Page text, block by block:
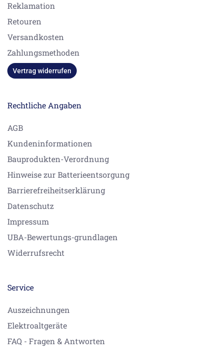
Reklamation
Retouren
Versandkosten
Zahlungsmethoden
Vertrag widerrufen
Rechtliche Angaben
AGB
Kundeninformationen
Bauprodukten-Verordnung
Hinweise zur Batterieentsorgung
Barrierefreiheitserklärung
Datenschutz
Impressum
UBA-Bewertungs-grundlagen
Widerrufsrecht
Service
Auszeichnungen
Elektroaltgeräte
FAQ - Fragen & Antworten